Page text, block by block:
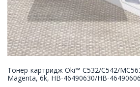
Тонер-картридж Oki™ C532/C542/
Magenta, 6k, HB-46490630/HB-